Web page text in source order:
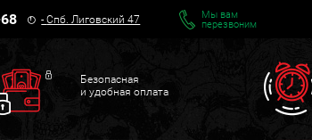
-Спб. Лиговский 47
Мы вам
перезвоним
Безопасная
и удобная оплата